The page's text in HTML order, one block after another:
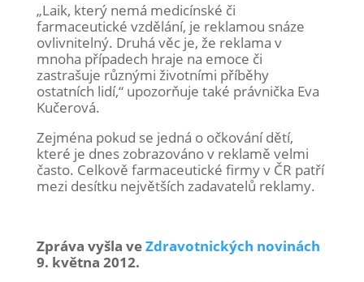
„Laik, který nemá medicínské či
farmaceutické vzdělání, je reklamou snáze
ovlivnitelný. Druhá věc je, že reklama v
mnoha případech hraje na emoce či
zastrašuje různými životními příběhy
ostatních lidí,“ upozorňuje také právnička Eva
Kučerová.
Zejména pokud se jedná o očkování dětí,
které je dnes zobrazováno v reklamě velmi
často. Celkově farmaceutické firmy v ČR patří
mezi desítku největších zadavatelů reklamy.
Zpráva vyšla veZdravotnických novinách
9. května 2012.